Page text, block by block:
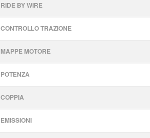
RIDE BY WIRE
CONTROLLO TRAZIONE
MAPPE MOTORE
POTENZA
COPPIA
EMISSIONI